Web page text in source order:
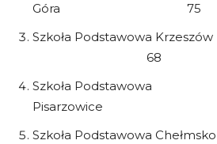
Góra 75
Szkoła Podstawowa
68
Szkoła Podstawowa
Szkoła Podstawowa Chełmsko